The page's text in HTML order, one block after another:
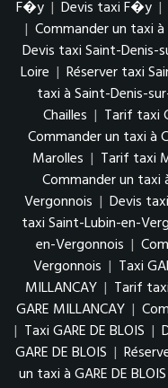
F�y | Devis taxi F�y |
| Commander un taxi
Devis taxi Saint-Denis-
Loire | Réserver taxi
taxi à Saint-Denis-
Chailles | Tarif taxi
Commander un taxi à
Marolles | Tarif taxi
Commander un taxi
Vergonnois | Devis
taxi Saint-Lubin-en-
en-Vergonnois |
Vergonnois | Taxi
MILLANCAY | Tarif
GARE MILLANCAY |
| Taxi GARE DE BLOIS |
GARE DE BLOIS |
un taxi à GARE DE BLOIS